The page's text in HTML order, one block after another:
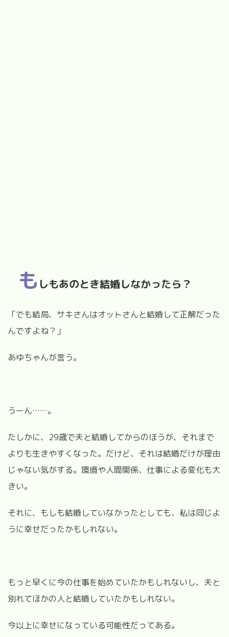
も しもあのとき結婚しなかったら？
「でも結局、サキさんはオットさんと結婚して正解だった
んですよね？」
あゆちゃんが言う。
うーん……。
たしかに、29歳で夫と結婚してからのほうが、それまで
よりも生きやすくなった。だけど、それは結婚だけが理由
じゃない気がする。環境や人間関係、仕事による変化も大
きい。
それに、もしも結婚していなかったとしても、私は同じよ
うに幸せだったかもしれない。
もっと早くに今の仕事を始めていたかもしれないし、夫と
別れてほかの人と結婚していたかもしれない。
今以上に幸せになっている可能性だってある。